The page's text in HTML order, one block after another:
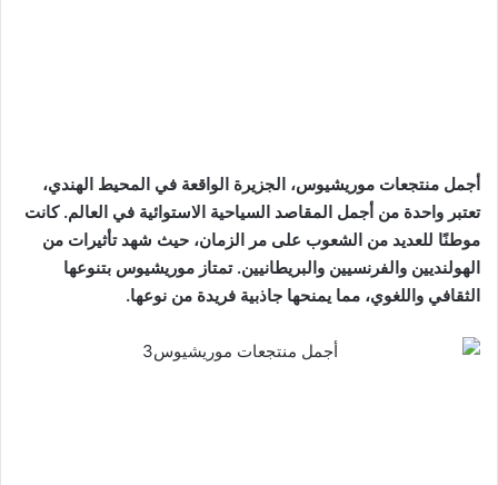
أجمل منتجعات موريشيوس، الجزيرة الواقعة في المحيط الهندي،
تعتبر واحدة من أجمل المقاصد السياحية الاستوائية في العالم. كانت
موطنًا للعديد من الشعوب على مر الزمان، حيث شهد تأثيرات من
الهولنديين والفرنسيين والبريطانيين. تمتاز موريشيوس بتنوعها
الثقافي واللغوي، مما يمنحها جاذبية فريدة من نوعها.